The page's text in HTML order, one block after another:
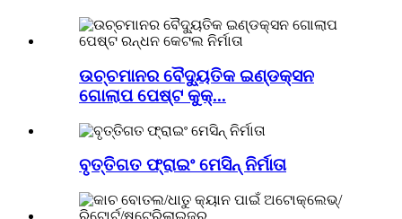
ଉଚ୍ଚମାନର ବୈଦ୍ୟୁତିକ ଇଣ୍ଡକ୍ସନ
ଗୋଲାପ ପେଷ୍ଟ କୁକ୍...
ବୃତ୍ତିଗତ ଫ୍ରାଇଂ ମେସିନ୍ ନିର୍ମାତା